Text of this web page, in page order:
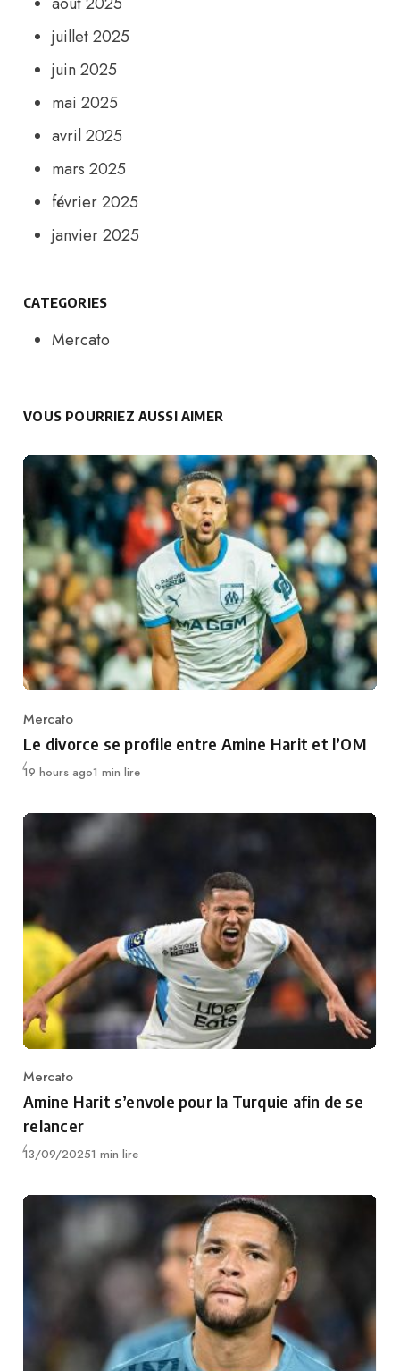
juillet 2025
juin 2025
mai 2025
avril 2025
mars 2025
février 2025
janvier 2025
CATEGORIES
Mercato
VOUS POURRIEZ AUSSI AIMER
Category
Mercato
Le divorce se profile entre Amine Harit et l’OM
Publié
19 hours ago1 min lire
Category
Mercato
Amine Harit s’envole pour la Turquie afin de se
relancer
Publié
13/09/20251 min lire